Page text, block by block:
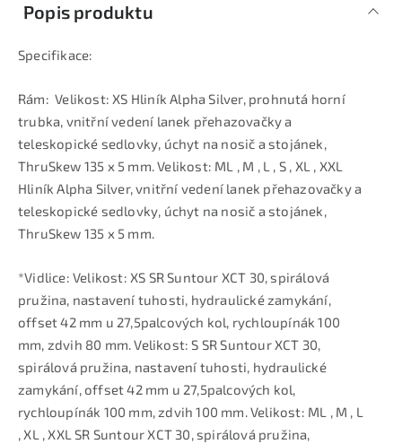
Popis produktu
Specifikace:
Rám: Velikost: XS Hliník Alpha Silver, prohnutá horní
trubka, vnitřní vedení lanek přehazovačky a
teleskopické sedlovky, úchyt na nosič a stojánek,
ThruSkew 135 x 5 mm. Velikost: ML , M , L , S , XL , XXL
Hliník Alpha Silver, vnitřní vedení lanek přehazovačky a
teleskopické sedlovky, úchyt na nosič a stojánek,
ThruSkew 135 x 5 mm.
*Vidlice: Velikost: XS SR Suntour XCT 30, spirálová
pružina, nastavení tuhosti, hydraulické zamykání,
offset 42 mm u 27,5palcových kol, rychloupínák 100
mm, zdvih 80 mm. Velikost: S SR Suntour XCT 30,
spirálová pružina, nastavení tuhosti, hydraulické
zamykání, offset 42 mm u 27,5palcových kol,
rychloupínák 100 mm, zdvih 100 mm. Velikost: ML , M , L
, XL , XXL SR Suntour XCT 30, spirálová pružina,